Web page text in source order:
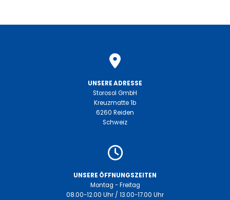
UNSERE ADRESSE
Storosol GmbH
Kreuzmatte 1b
6260 Reiden
Schweiz
UNSERE ÖFFNUNGSZEITEN
Montag - Freitag
08.00-12.00 Uhr / 13.00-17.00 Uhr